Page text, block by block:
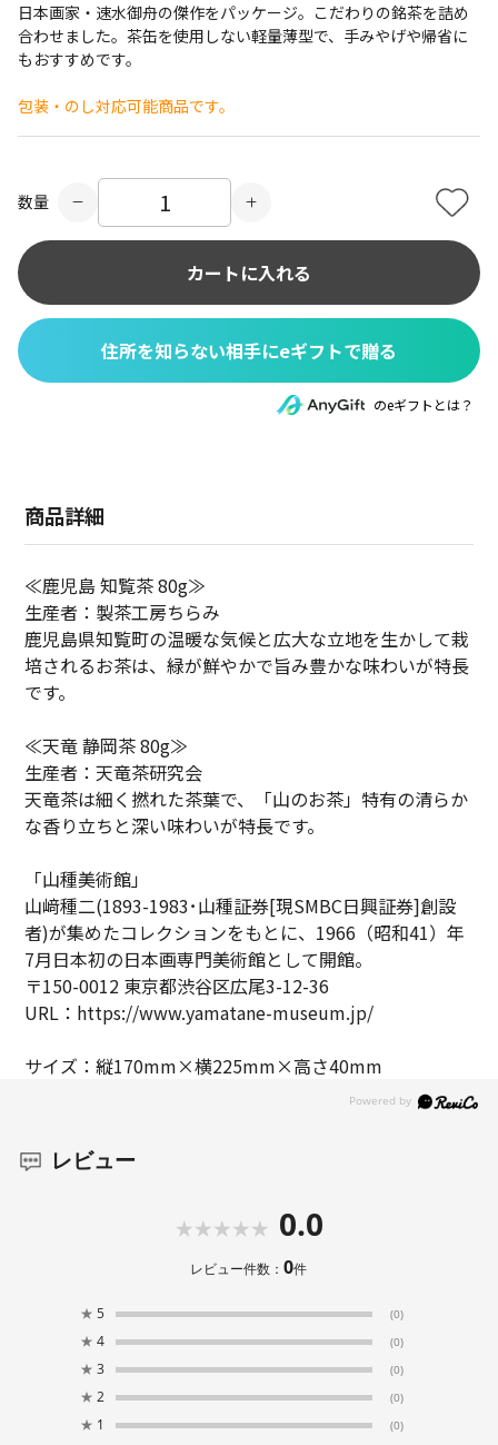
日本画家・速水御舟の傑作をパッケージ。こだわりの銘茶を詰め
合わせました。茶缶を使用しない軽量薄型で、手みやげや帰省に
もおすすめです。
包装・のし対応可能商品です。
数量
カートに入れる
住所を知らない相手にeギフトで贈る
のeギフトとは？
商品詳細
≪鹿児島 知覧茶 80g≫
生産者：製茶工房ちらみ
鹿児島県知覧町の温暖な気候と広大な立地を生かして栽
培されるお茶は、緑が鮮やかで旨み豊かな味わいが特長
です。
≪天竜 静岡茶 80g≫
生産者：天竜茶研究会
天竜茶は細く撚れた茶葉で、「山のお茶」特有の清らか
な香り立ちと深い味わいが特長です。
「山種美術館」
山﨑種二(1893-1983･山種証券[現SMBC日興証券]創設
者)が集めたコレクションをもとに、1966（昭和41）年
7月日本初の日本画専門美術館として開館。
〒150-0012 東京都渋谷区広尾3-12-36
URL：https://www.yamatane-museum.jp/
サイズ：縦170mm×横225mm×高さ40mm
レビュー
0.0
レビュー件数：0件
★ 5 (0)
★ 4 (0)
★ 3 (0)
★ 2 (0)
★ 1 (0)